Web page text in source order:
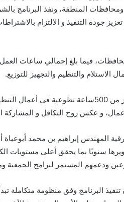
مدن ومحافظات المنطقة، ونفذ البرنامج
جودة التنفيذ و الالتزام
الاستلام والتنظيم والتجهيز للتوزيع.
كما أسهم في تنفيذ البرنامج 50 متطوعاً و متطوعة ،قدموا أكثر من 500ساعة
و عكس روح التكافل و المشاركة
المهندس إبراهيم بن محمد أبوعباة
سنويًا بما يحقق أعلى مستويات
ودعمهم المستمر لبرامج الجمعية
البرنامج وفق منظومة متكاملة